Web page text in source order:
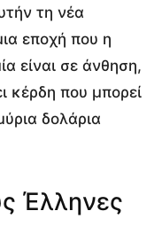
τη νέα
εποχή που η
είναι σε άνθηση,
κέρδη που μπορεί
δολάρια
Έλληνες